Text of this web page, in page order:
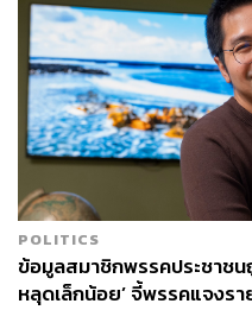
POLITICS
ข้อมูลสมาชิกพรรคประชาชน
หลุดเล็กน้อย’ จี้พรรคแจงรา